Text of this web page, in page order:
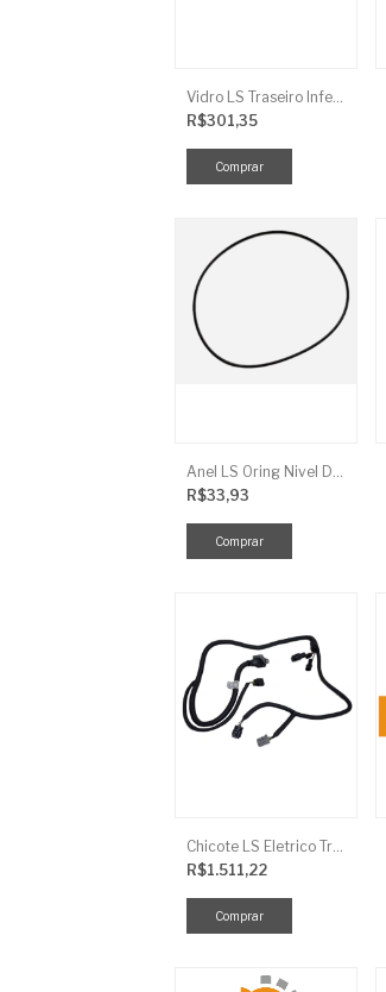
Vidro LS Traseiro Inferior
R$301,35
Anel LS Oring Nivel De Oleo EGQ125
R$33,93
Chicote LS Eletrico Traseiro TRG730FCI
R$1.511,22